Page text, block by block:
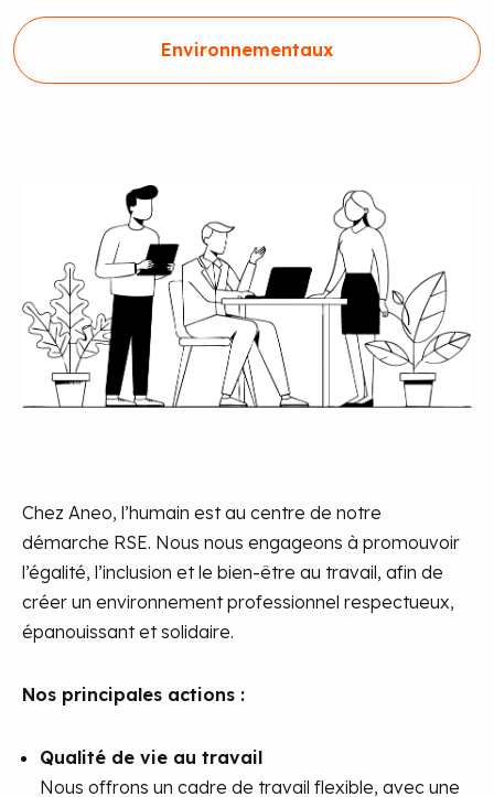
Environnementaux
Chez Aneo, l’humain est au centre de notre
démarche RSE. Nous nous engageons à promouvoir
l’égalité, l’inclusion et le bien-être au travail, afin de
créer un environnement professionnel respectueux,
épanouissant et solidaire.
Nos principales actions :
Qualité de vie au travail
Nous offrons un cadre de travail flexible, avec une